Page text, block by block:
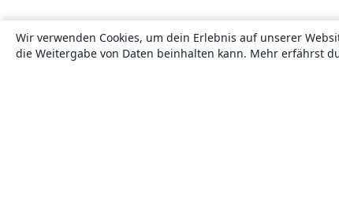
Wir verwenden Cookies, um dein Erlebnis auf unserer
die Weitergabe von Daten beinhalten kann. Mehr erfährst